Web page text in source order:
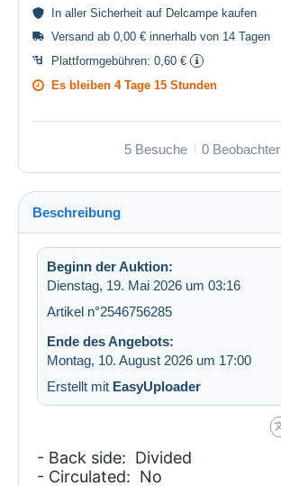
In aller Sicherheit auf Delcampe kaufen
Versand ab 0,00 € innerhalb von 14 Tagen
Plattformgebühren: 0,60 €
Es bleiben 4 Tage 15 Stunden
5 Besuche 0 Beobachter
Beschreibung
Beginn der Auktion:
Dienstag, 19. Mai 2026 um 03:16
Artikel n°2546756285
Ende des Angebots:
Montag, 10. August 2026 um 17:00
Erstellt mit EasyUploader
- Back side: Divided
- Circulated: No